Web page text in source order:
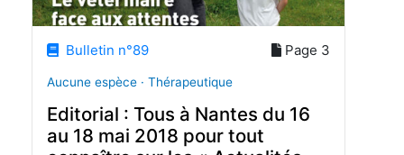
Bulletin n°89 Page 3
Aucune espèce · Thérapeutique
Editorial : Tous à Nantes du 16
au 18 mai 2018 pour tout